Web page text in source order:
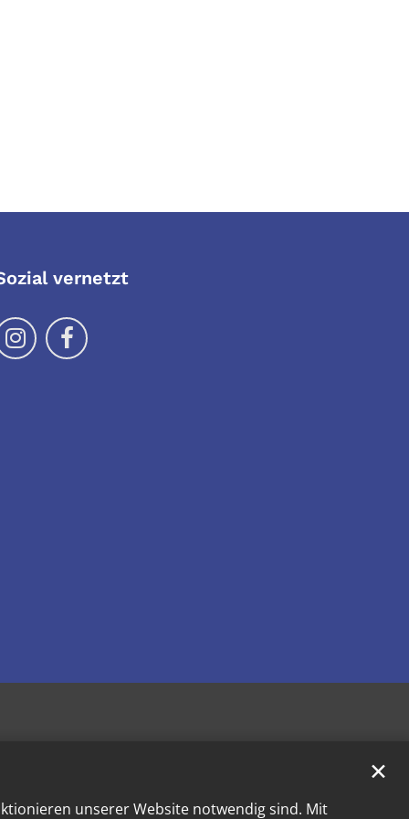
unserer Website notwendig sind. Mit
✕
vernetzt
Folge uns auf Instragram
Folge uns auf Facebook